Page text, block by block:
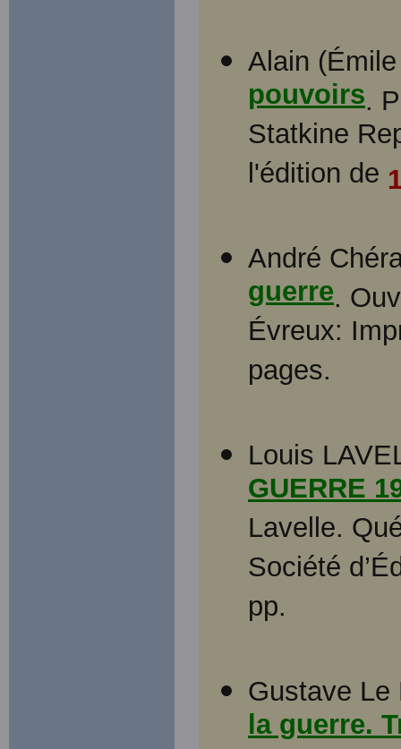
Alain
pouvoirs.
Statkine
l'édition de
André
guerre.
Évreux:
pages.
Louis
GUERRE
Lavelle.
Société
pp.
Gustave
la guerre.